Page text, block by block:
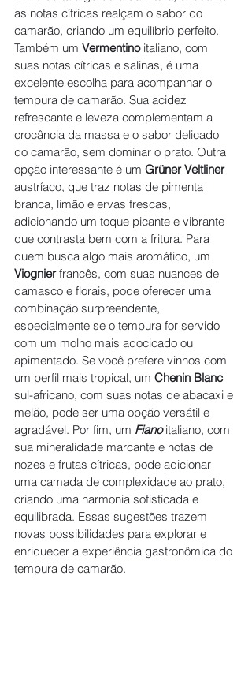
as notas cítricas realçam o sabor do
camarão, criando um equilíbrio perfeito.
Também um Vermentino italiano, com
suas notas cítricas e salinas, é uma
excelente escolha para acompanhar o
tempura de camarão. Sua acidez
refrescante e leveza complementam a
crocância da massa e o sabor delicado
do camarão, sem dominar o prato. Outra
opção interessante é um Grüner Veltliner
austríaco, que traz notas de pimenta
branca, limão e ervas frescas,
adicionando um toque picante e vibrante
que contrasta bem com a fritura. Para
quem busca algo mais aromático, um
Viognier francês, com suas nuances de
damasco e florais, pode oferecer uma
combinação surpreendente,
especialmente se o tempura for servido
com um molho mais adocicado ou
apimentado. Se você prefere vinhos com
um perfil mais tropical, um Chenin Blanc
sul-africano, com suas notas de abacaxi e
melão, pode ser uma opção versátil e
agradável. Por fim, um Fiano italiano, com
sua mineralidade marcante e notas de
nozes e frutas cítricas, pode adicionar
uma camada de complexidade ao prato,
criando uma harmonia sofisticada e
equilibrada. Essas sugestões trazem
novas possibilidades para explorar e
enriquecer a experiência gastronômica do
tempura de camarão.